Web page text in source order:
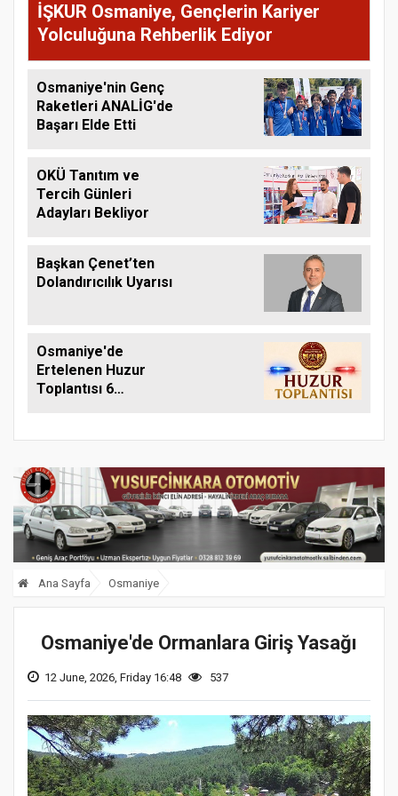
İŞKUR Osmaniye, Gençlerin Kariyer
Yolculuğuna Rehberlik Ediyor
Osmaniye'nin Genç
Raketleri ANALİG'de
Başarı Elde Etti
OKÜ Tanıtım ve
Tercih Günleri
Adayları Bekliyor
Başkan Çenet’ten
Dolandırıcılık Uyarısı
Osmaniye'de
Ertelenen Huzur
Toplantısı 6
Ana Sayfa Osmaniye
Osmaniye'de Ormanlara Giriş Yasağı
12 June, 2026, Friday 16:48 537